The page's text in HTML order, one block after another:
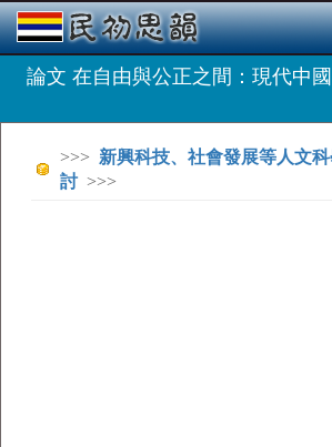
論文 在自由與公正之間：現代中
>>> 新興科技、社會發展等人文
討>>>